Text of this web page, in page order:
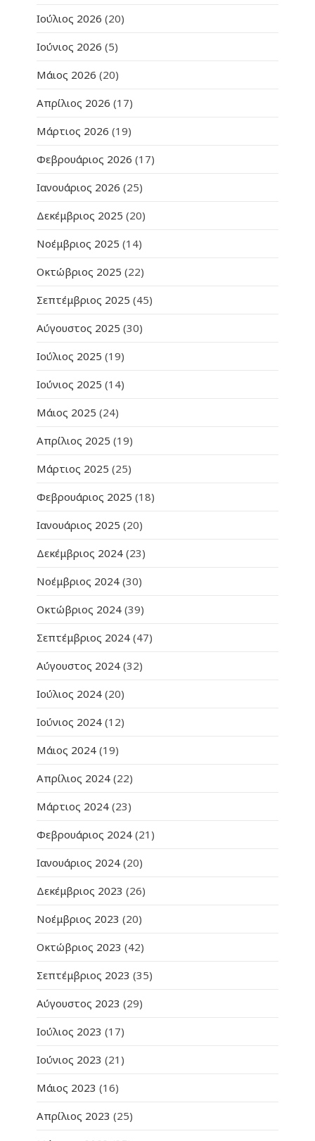
Ιούλιος 2026 (20)
Ιούνιος 2026 (5)
Μάιος 2026 (20)
Απρίλιος 2026 (17)
Μάρτιος 2026 (19)
Φεβρουάριος 2026 (17)
Ιανουάριος 2026 (25)
Δεκέμβριος 2025 (20)
Νοέμβριος 2025 (14)
Οκτώβριος 2025 (22)
Σεπτέμβριος 2025 (45)
Αύγουστος 2025 (30)
Ιούλιος 2025 (19)
Ιούνιος 2025 (14)
Μάιος 2025 (24)
Απρίλιος 2025 (19)
Μάρτιος 2025 (25)
Φεβρουάριος 2025 (18)
Ιανουάριος 2025 (20)
Δεκέμβριος 2024 (23)
Νοέμβριος 2024 (30)
Οκτώβριος 2024 (39)
Σεπτέμβριος 2024 (47)
Αύγουστος 2024 (32)
Ιούλιος 2024 (20)
Ιούνιος 2024 (12)
Μάιος 2024 (19)
Απρίλιος 2024 (22)
Μάρτιος 2024 (23)
Φεβρουάριος 2024 (21)
Ιανουάριος 2024 (20)
Δεκέμβριος 2023 (26)
Νοέμβριος 2023 (20)
Οκτώβριος 2023 (42)
Σεπτέμβριος 2023 (35)
Αύγουστος 2023 (29)
Ιούλιος 2023 (17)
Ιούνιος 2023 (21)
Μάιος 2023 (16)
Απρίλιος 2023 (25)